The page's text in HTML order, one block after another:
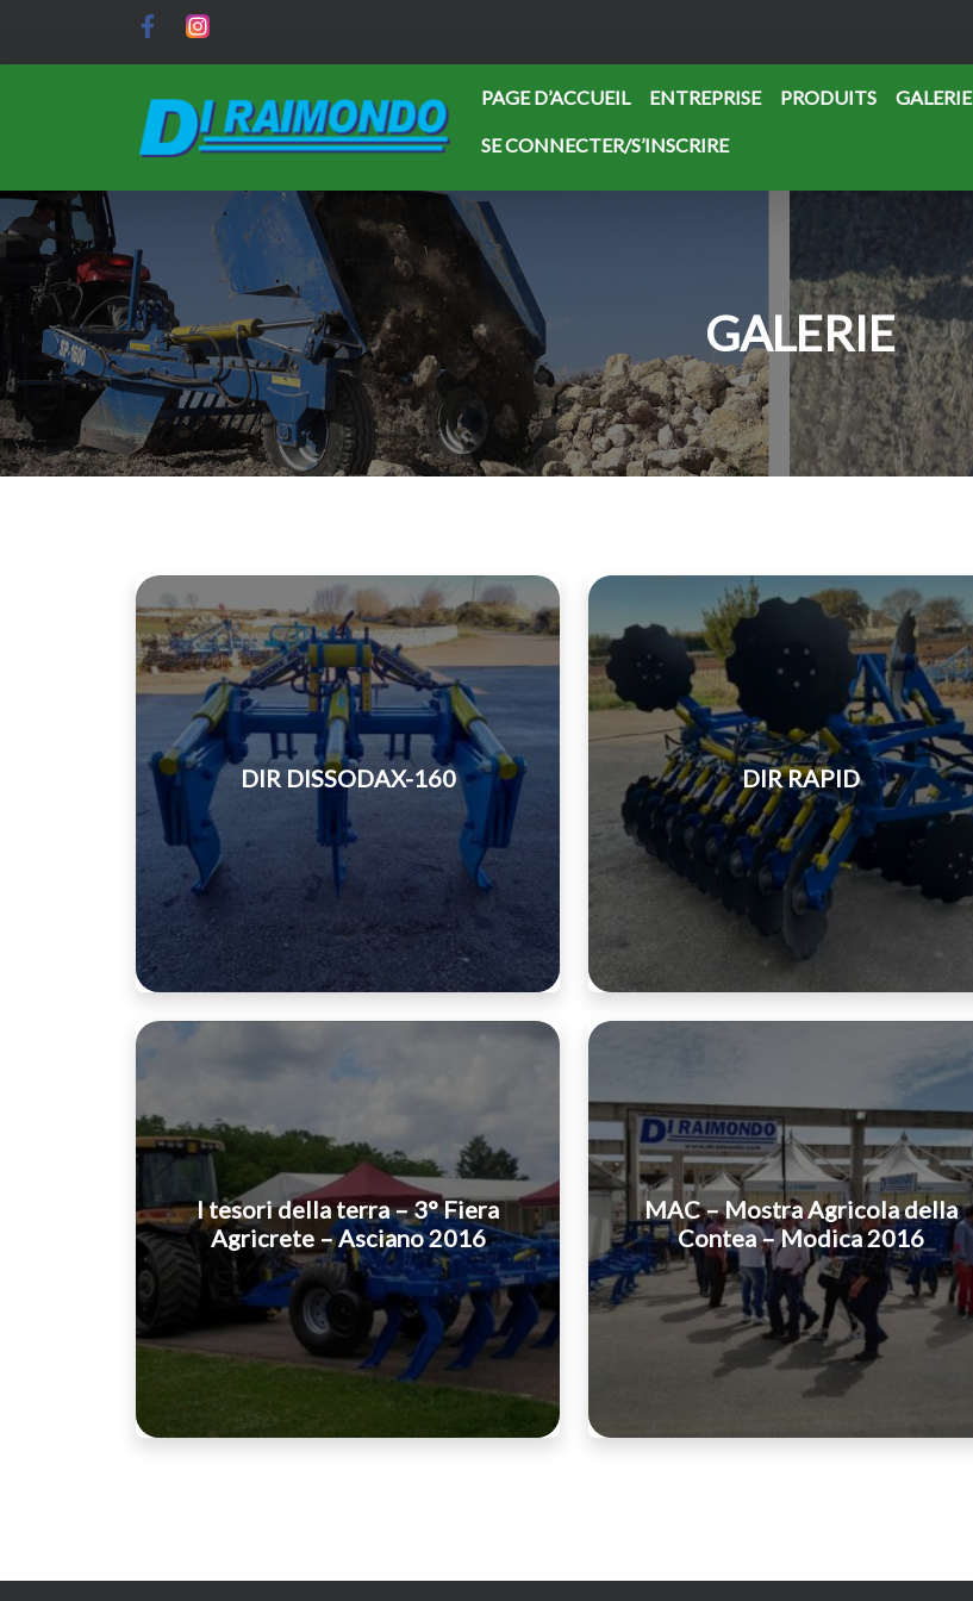
PAGE D’ACCUEIL ENTREPRISE PRODUITS GALERIE
SE CONNECTER/S’INSCRIRE
GALERIE
DIR DISSODAX-160 DIR RAPID
I tesori della terra – 3° Fiera
Agricrete – Asciano 2016
MAC – Mostra Agricola della
Contea – Modica 2016